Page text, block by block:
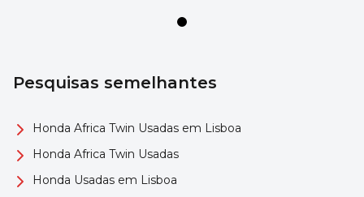
Pesquisas semelhantes
Honda Africa Twin Usadas em Lisboa
Honda Africa Twin Usadas
Honda Usadas em Lisboa